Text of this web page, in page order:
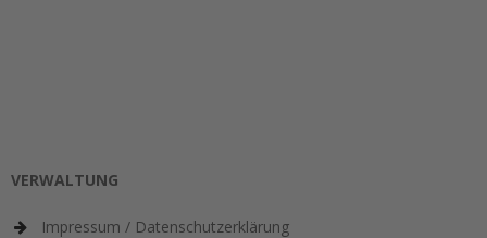
VERWALTUNG
Impressum / Datenschutzerklärung